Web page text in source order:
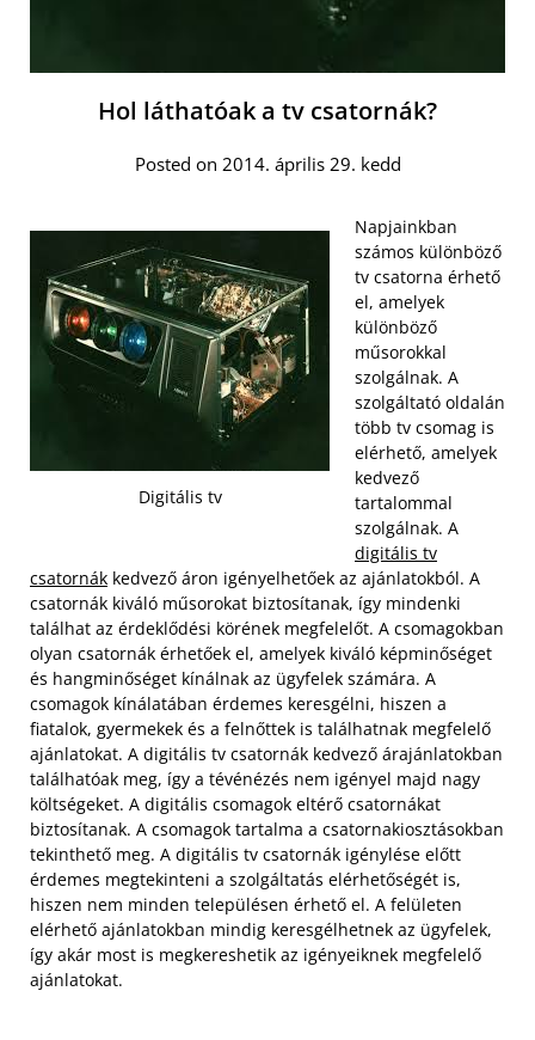
Hol láthatóak a tv csatornák?
Posted on 2014. április 29. kedd
Digitális tv
Napjainkban
számos különböző
tv csatorna érhető
el, amelyek
különböző
műsorokkal
szolgálnak. A
szolgáltató oldalán
több tv csomag is
elérhető, amelyek
kedvező
tartalommal
szolgálnak. A
digitális tv
csatornák kedvező áron igényelhetőek az ajánlatokból. A
csatornák kiváló műsorokat biztosítanak, így mindenki
találhat az érdeklődési körének megfelelőt. A csomagokban
olyan csatornák érhetőek el, amelyek kiváló képminőséget
és hangminőséget kínálnak az ügyfelek számára. A
csomagok kínálatában érdemes keresgélni, hiszen a
fiatalok, gyermekek és a felnőttek is találhatnak megfelelő
ajánlatokat. A digitális tv csatornák kedvező árajánlatokban
találhatóak meg, így a tévénézés nem igényel majd nagy
költségeket. A digitális csomagok eltérő csatornákat
biztosítanak. A csomagok tartalma a csatornakiosztásokban
tekinthető meg. A digitális tv csatornák igénylése előtt
érdemes megtekinteni a szolgáltatás elérhetőségét is,
hiszen nem minden településen érhető el. A felületen
elérhető ajánlatokban mindig keresgélhetnek az ügyfelek,
így akár most is megkereshetik az igényeiknek megfelelő
ajánlatokat.